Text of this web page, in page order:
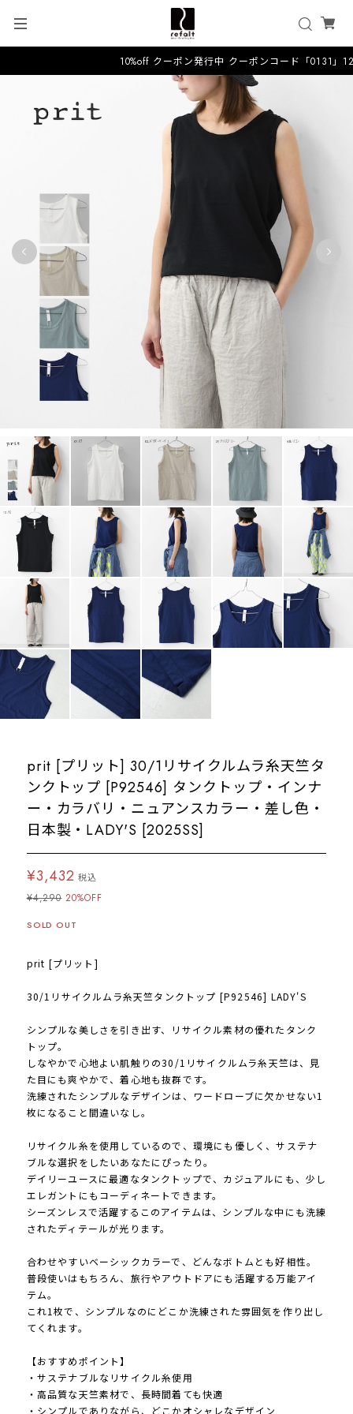
10%off クーポン発行中 クーポンコード「0131」
prit [プリット] 30/1リサイクルムラ糸天竺タ
ンクトップ [P92546] タンクトップ・インナ
ー・カラバリ・ニュアンスカラー・差し色・
日本製・LADY'S [2025SS]
¥3,432 税込
¥4,290 20%OFF
SOLD OUT
prit [プリット]
30/1リサイクルムラ糸天竺タンクトップ [P92546] LADY'S
シンプルな美しさを引き出す、リサイクル素材の優れたタンク
トップ。
しなやかで心地よい肌触りの30/1リサイクルムラ糸天竺は、見
た目にも爽やかで、着心地も抜群です。
洗練されたシンプルなデザインは、ワードローブに欠かせない1
枚になること間違いなし。
リサイクル糸を使用しているので、環境にも優しく、サステナ
ブルな選択をしたいあなたにぴったり。
デイリーユースに最適なタンクトップで、カジュアルにも、少し
エレガントにもコーディネートできます。
シーズンレスで活躍するこのアイテムは、シンプルな中にも洗練
されたディテールが光ります。
合わせやすいベーシックカラーで、どんなボトムとも好相性。
普段使いはもちろん、旅行やアウトドアにも活躍する万能アイ
テム。
これ1枚で、シンプルなのにどこか洗練された雰囲気を作り出し
てくれます。
【おすすめポイント】
・サステナブルなリサイクル糸使用
・高品質な天竺素材で、長時間着ても快適
・シンプルでありながら、どこかオシャレなデザイン